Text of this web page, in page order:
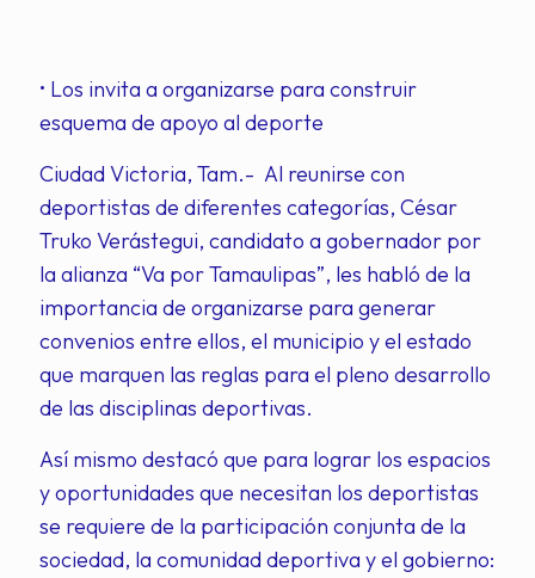
• Los invita a organizarse para construir
esquema de apoyo al deporte
Ciudad Victoria, Tam.- Al reunirse con
deportistas de diferentes categorías, César
Truko Verástegui, candidato a gobernador por
la alianza “Va por Tamaulipas”, les habló de la
importancia de organizarse para generar
convenios entre ellos, el municipio y el estado
que marquen las reglas para el pleno desarrollo
de las disciplinas deportivas.
Así mismo destacó que para lograr los espacios
y oportunidades que necesitan los deportistas
se requiere de la participación conjunta de la
sociedad, la comunidad deportiva y el gobierno: